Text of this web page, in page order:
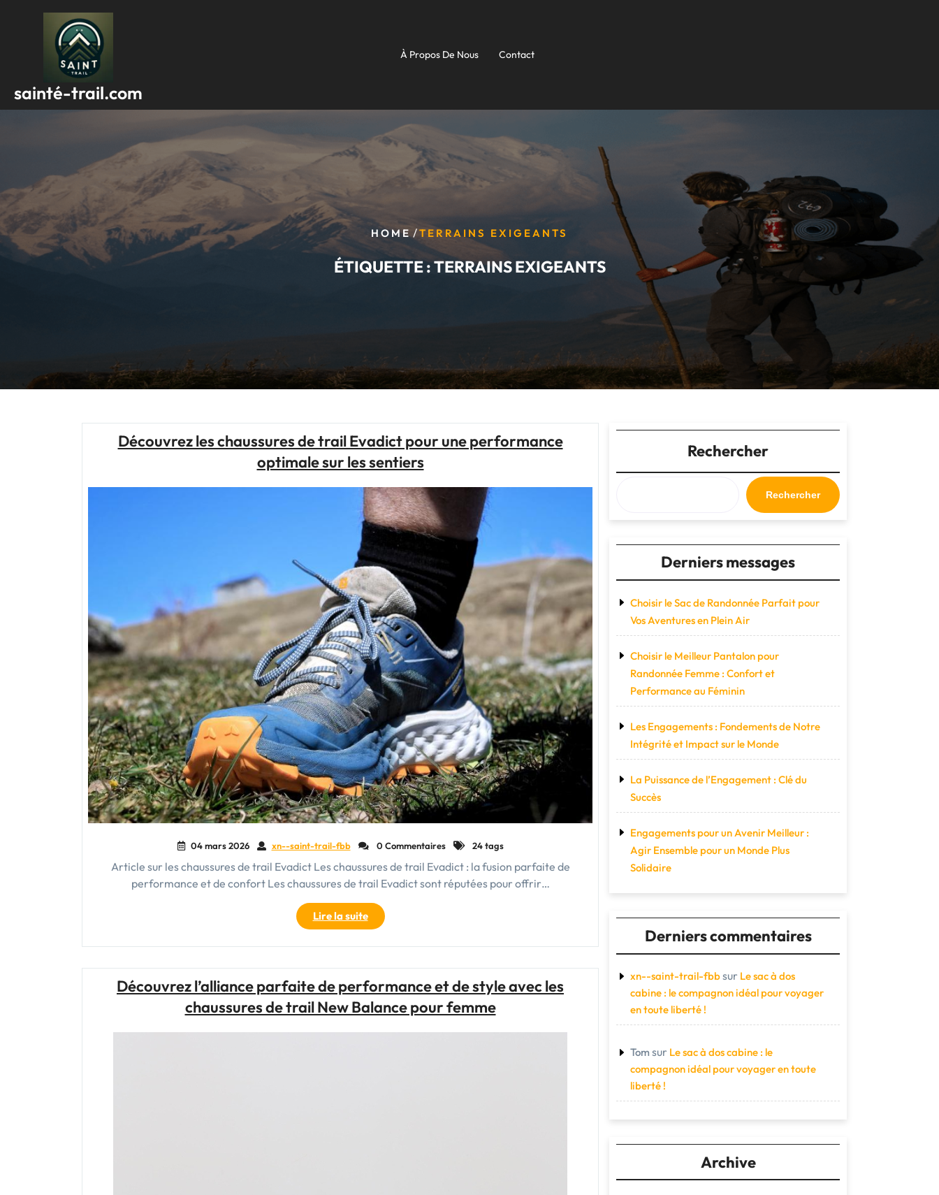
sainté-trail.com
À Propos De Nous Contact
HOME /TERRAINS EXIGEANTS
ÉTIQUETTE :TERRAINS EXIGEANTS
Découvrez les chaussures de trail Evadict pour une performance
optimale sur les sentiers
04 mars 2026 xn--saint-trail-fbb 0 Commentaires 24 tags
Article sur les chaussures de trail Evadict Les chaussures de trail Evadict : la fusion parfaite de
performance et de confort Les chaussures de trail Evadict sont réputées pour offrir…
Lire la suite"Découvrez
les
chaussures
Evadict
pour
Découvrez l’alliance parfaite de performance et de style avec les
chaussures de trail New Balance pour femme
Rechercher
Rechercher
Derniers messages
Choisir le Sac de Randonnée Parfait pour
Vos Aventures en Plein Air
Choisir le Meilleur Pantalon pour
Randonnée Femme : Confort et
Performance au Féminin
Les Engagements : Fondements de Notre
Intégrité et Impact sur le Monde
La Puissance de l’Engagement : Clé du
Succès
Engagements pour un Avenir Meilleur :
Agir Ensemble pour un Monde Plus
Solidaire
Derniers commentaires
xn--saint-trail-fbbsur Le sac à dos
cabine : le compagnon idéal pour voyager
en toute liberté !
Tom sur Le sac à dos cabine : le
compagnon idéal pour voyager en toute
liberté !
Archive